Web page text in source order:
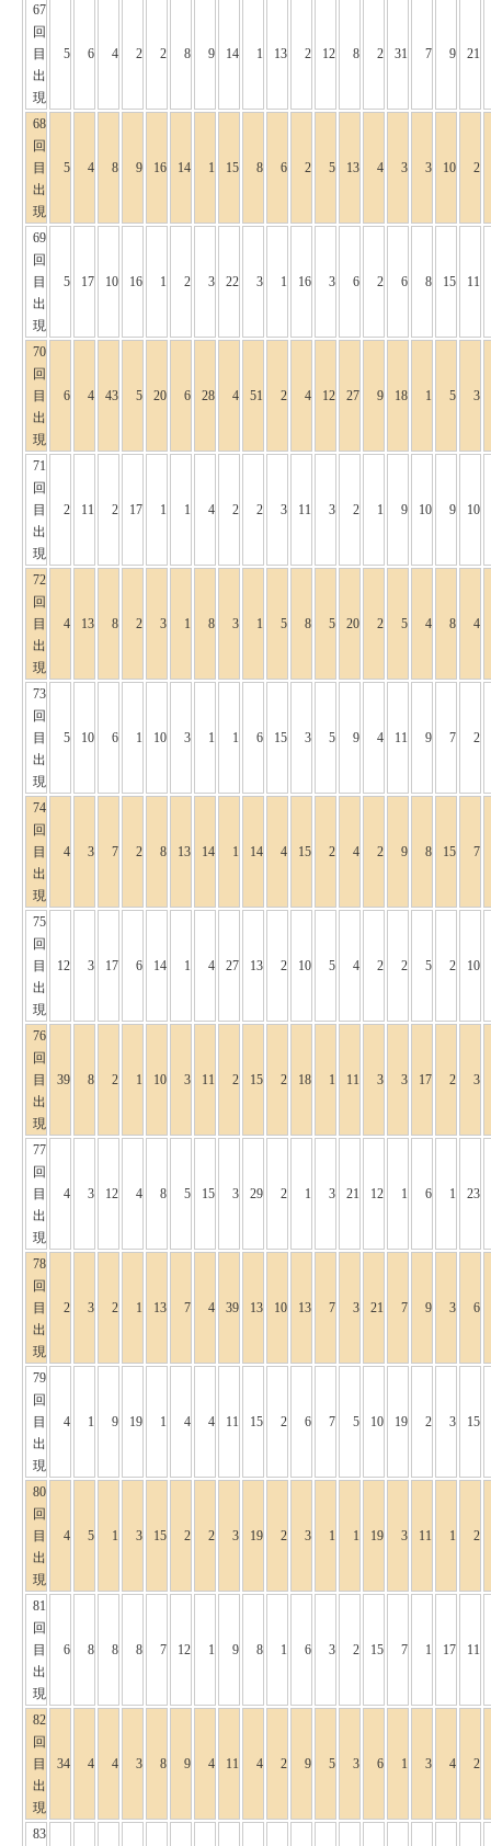
67
回
目
出
現
5 6 4 2 2 8 9 14 1 13 2 12 8 2 31 7 9 21
68
回
目
出
現
5 4 8 9 16 14 1 15 8 6 2 5 13 4 3 3 10 2
69
回
目
出
現
5 17 10 16 1 2 3 22 3 1 16 3 6 2 6 8 15 11
70
回
目
出
現
6 4 43 5 20 6 28 4 51 2 4 12 27 9 18 1 5 3
71
回
目
出
現
2 11 2 17 1 1 4 2 2 3 11 3 2 1 9 10 9 10
72
回
目
出
現
4 13 8 2 3 1 8 3 1 5 8 5 20 2 5 4 8 4
73
回
目
出
現
5 10 6 1 10 3 1 1 6 15 3 5 9 4 11 9 7 2
74
回
目
出
現
4 3 7 2 8 13 14 1 14 4 15 2 4 2 9 8 15 7
75
回
目
出
現
12 3 17 6 14 1 4 27 13 2 10 5 4 2 2 5 2 10
76
回
目
出
現
39 8 2 1 10 3 11 2 15 2 18 1 11 3 3 17 2 3
77
回
目
出
現
4 3 12 4 8 5 15 3 29 2 1 3 21 12 1 6 1 23
78
回
目
出
現
2 3 2 1 13 7 4 39 13 10 13 7 3 21 7 9 3 6
79
回
目
出
現
4 1 9 19 1 4 4 11 15 2 6 7 5 10 19 2 3 15
80
回
目
出
現
4 5 1 3 15 2 2 3 19 2 3 1 1 19 3 11 1 2
81
回
目
出
現
6 8 8 8 7 12 1 9 8 1 6 3 2 15 7 1 17 11
82
回
目
出
現
34 4 4 3 8 9 4 11 4 2 9 5 3 6 1 3 4 2
83